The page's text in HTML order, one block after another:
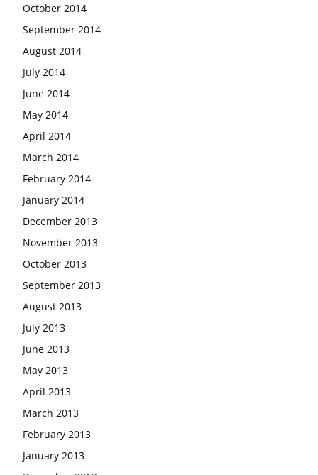
October 2014
September 2014
August 2014
July 2014
June 2014
May 2014
April 2014
March 2014
February 2014
January 2014
December 2013
November 2013
October 2013
September 2013
August 2013
July 2013
June 2013
May 2013
April 2013
March 2013
February 2013
January 2013